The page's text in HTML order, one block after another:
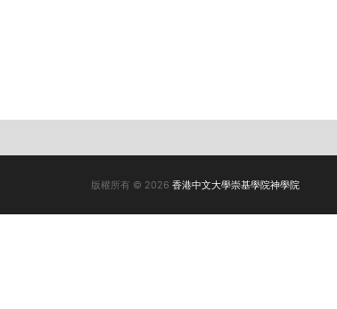
版權所有 © 2026 香港中文大學崇基學院神學院